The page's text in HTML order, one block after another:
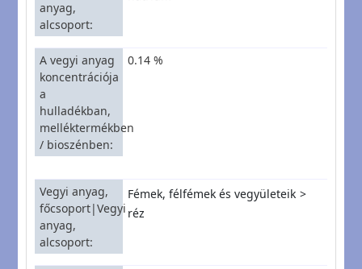
anyag,
alcsoport
A vegyi anyag
koncentrációja
a
hulladékban,
melléktermékben
/ bioszénben
0.14 %
Vegyi anyag,
főcsoport|Vegyi
anyag,
alcsoport
Fémek, félfémek és vegyületeik
réz